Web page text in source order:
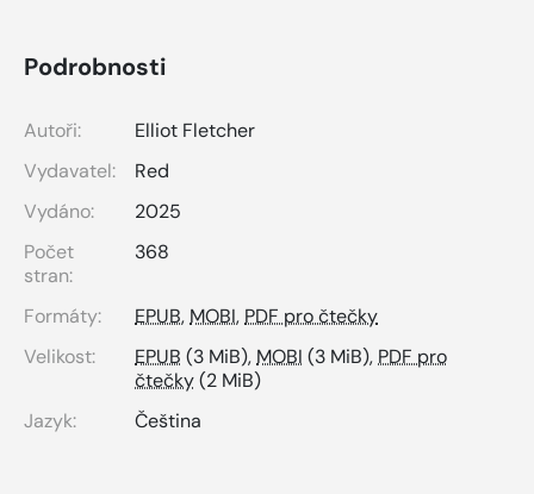
Podrobnosti
Autoři:
Elliot Fletcher
Vydavatel:
Red
Vydáno:
2025
Počet
stran:
368
Formáty: EPUB, MOBI, PDF pro čtečky
Velikost:
EPUB (3 MiB), MOBI (3 MiB), PDF pro
čtečky(2 MiB)
Jazyk:
Čeština